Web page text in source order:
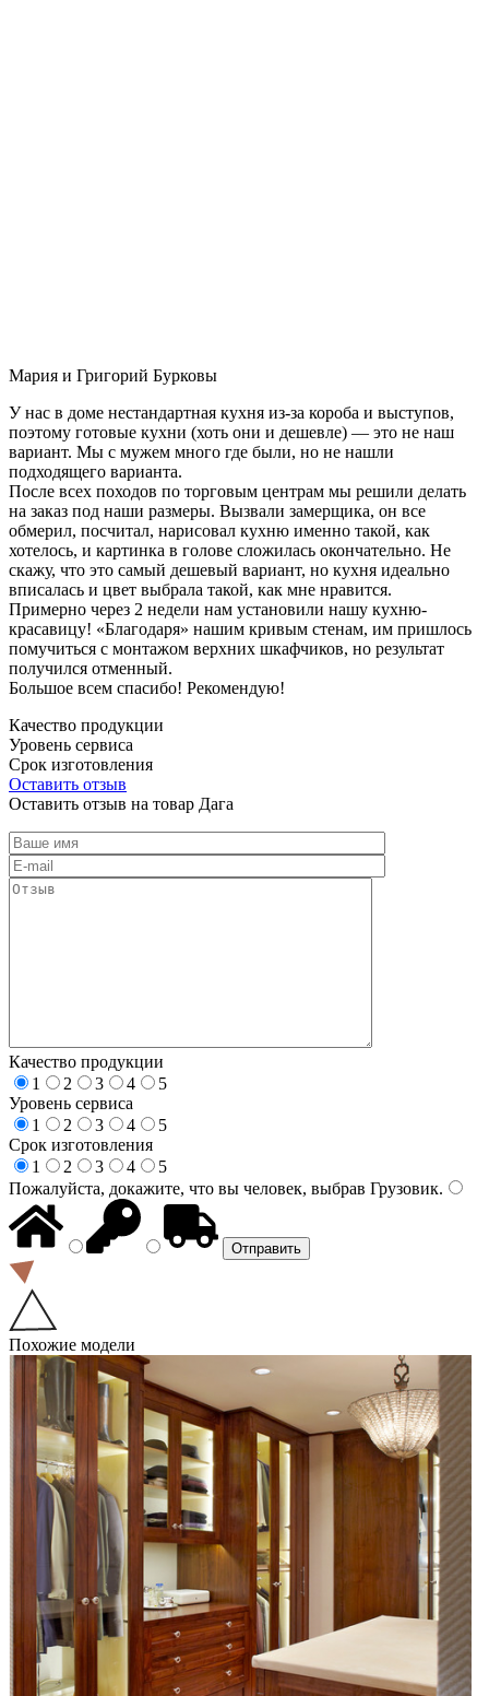
Мария и Григорий Бурковы
У нас в доме нестандартная кухня из-за короба и выступов,
поэтому готовые кухни (хоть они и дешевле) — это не наш
вариант. Мы с мужем много где были, но не нашли
подходящего варианта.
После всех походов по торговым центрам мы решили делать
на заказ под наши размеры. Вызвали замерщика, он все
обмерил, посчитал, нарисовал кухню именно такой, как
хотелось, и картинка в голове сложилась окончательно. Не
скажу, что это самый дешевый вариант, но кухня идеально
вписалась и цвет выбрала такой, как мне нравится.
Примерно через 2 недели нам установили нашу кухню-
красавицу! «Благодаря» нашим кривым стенам, им пришлось
помучиться с монтажом верхних шкафчиков, но результат
получился отменный.
Большое всем спасибо! Рекомендую!
Качество продукции
Уровень сервиса
Срок изготовления
Оставить отзыв
Оставить отзыв на товар Дага
Качество продукции
1
2 3 4
5
Уровень сервиса
1
2 3 4
5
Срок изготовления
1
2 3 4
5
Пожалуйста, докажите, что вы человек, выбрав Грузовик.
Похожие модели